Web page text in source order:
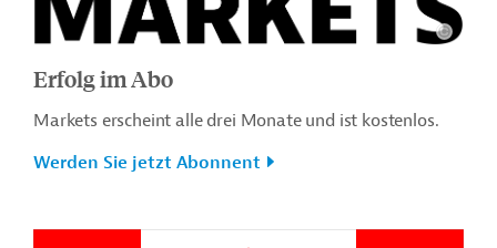
Erfolg im Abo
Markets erscheint alle drei Monate und ist kostenlos.
Werden Sie jetzt Abonnent